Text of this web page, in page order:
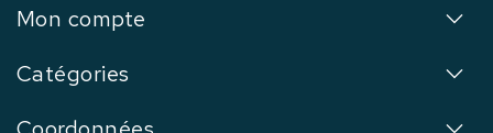
Mon compte
Catégories